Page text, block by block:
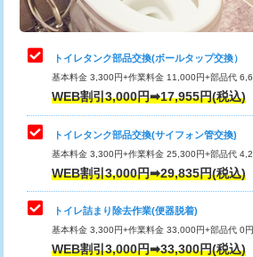
トイレタンク部品交換(ボールタップ交換）
基本料金 3,300円+作業料金 11,000円+部品代
WEB割引3,000円➡17,955円(税込)
トイレタンク部品交換(サイフォン管交換)
基本料金 3,300円+作業料金 25,300円+部品代
WEB割引3,000円➡29,835円(税込)
トイレ詰まり除去作業(便器脱着)
基本料金 3,300円+作業料金 33,000円+部品代 0
WEB割引3,000円➡33,300円(税込)